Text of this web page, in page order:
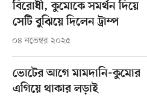
বিরোধী, কুমোকে সমর্থন দিয়ে
সেটি বুঝিয়ে দিলেন ট্রাম্প
০৪ নভেম্বর ২০২৫
ভোটের আগে মামদানি-কুমোর
এগিয়ে থাকার লড়াই